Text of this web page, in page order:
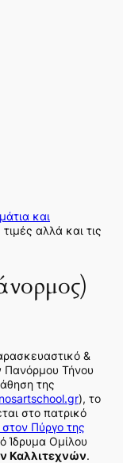
και
αλλά και τις
&
Πανόρμου Τήνου
της
), το
στο πατρικό
Πύργο της
Ίδρυμα Ομίλου
Καλλιτεχνών.